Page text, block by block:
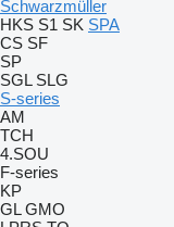
Schwarzmüller
HKS S1 SK SPA
CS SF
SP
SGL SLG
S-series
AM
TCH
4.SOU
F-series
KP
GL GMO